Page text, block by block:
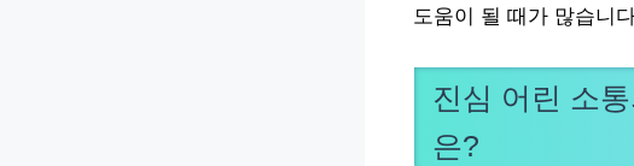
도움이 될 때가 많습니
진심 어린 소
은?